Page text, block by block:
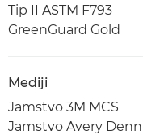
Tip II ASTM F793
GreenGuard Gold
Mediji
Jamstvo 3M MCS
Jamstvo Avery